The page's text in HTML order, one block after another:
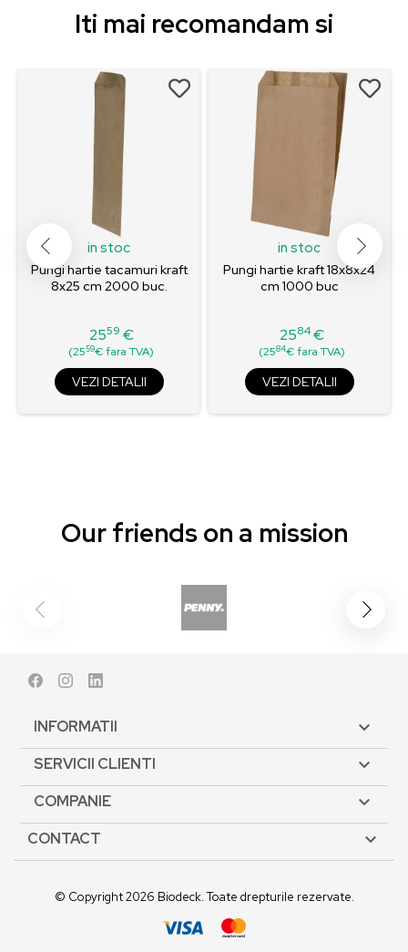
Iti mai recomandam si
in stoc
Pungi hartie tacamuri kraft
8x25 cm 2000 buc.
Pret
2559 €
(2559€ fara TVA)
VEZI DETALII
in stoc
Pungi hartie kraft 18x8x24
cm 1000 buc
Pret
2584€
(2584€ fara TVA)
VEZI DETALII
Our friends on a mission
FacebookInstagram
INFORMATII 
SERVICII CLIENTI 
COMPANIE 
CONTACT 
© Copyright 2026 Biodeck. Toate drepturile rezervate.